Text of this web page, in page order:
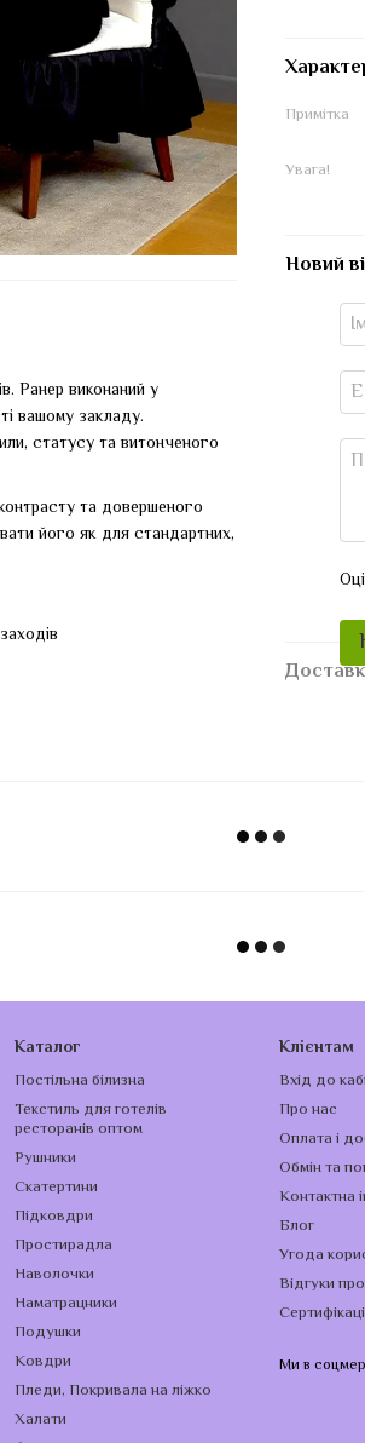
Ранер виконаний у
вашому закладу.
статусу та витонченого
та довершеного
його як для стандартних,
Примітка
Увага!
Новий
Каталог
Постільна білизна
Текстиль для готелів
ресторанів оптом
Рушники
Скатертини
Підковдри
Простирадла
Наволочки
Наматрацники
Подушки
Ковдри
Пледи, Покривала на ліжко
Халати
Клієнтам
Вхід до
Про нас
Оплата і
Обмін та
Контактна
Блог
Угода
Відгуки
Ми в